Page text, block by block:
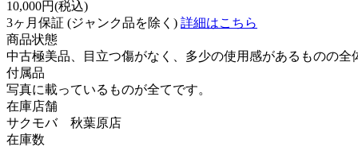
10,000円(税込)
3ヶ月保証 (ジャンク品を除く) 詳細はこちら
商品状態
中古極美品、目立つ傷がなく、多少の使用感があるものの
付属品
写真に載っているものが全てです。
在庫店舗
サクモバ 秋葉原店
在庫数